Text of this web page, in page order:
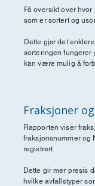
Få oversikt over
som er sortert og
Dette gjør det
sorteringen fungerer
kan være mulig å
Fraksjoner
Rapporten viser
fraksjonsnummer og
registrert.
Dette gir mer presis
hvilke avfallstyper